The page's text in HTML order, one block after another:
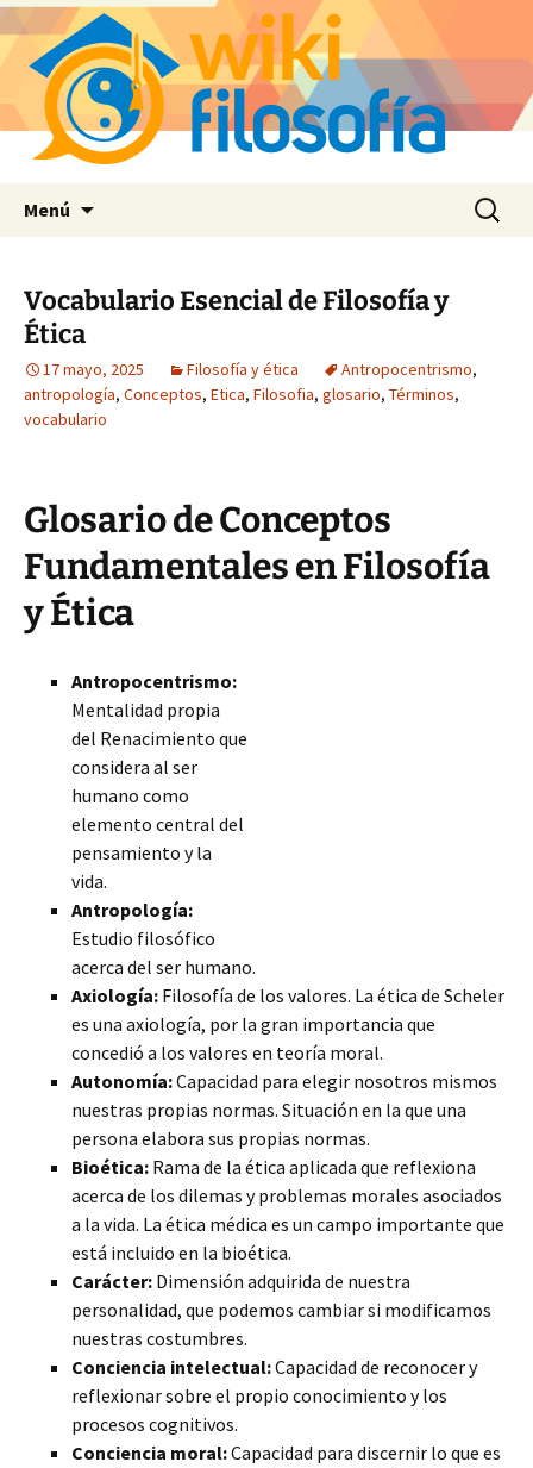
Menú Buscar:
Vocabulario Esencial de Filosofía y
Ética
17 mayo, 2025 Filosofía y ética Antropocentrismo,
antropología, Conceptos, Etica, Filosofia, glosario, Términos,
vocabulario
Glosario de Conceptos
Fundamentales en Filosofía
y Ética
Antropocentrismo:
Mentalidad propia
del Renacimiento que
considera al ser
humano como
elemento central del
pensamiento y la
vida.
Antropología:
Estudio filosófico
acerca del ser humano.
Axiología: Filosofía de los valores. La ética de Scheler
es una axiología, por la gran importancia que
concedió a los valores en teoría moral.
Autonomía:Capacidad para elegir nosotros mismos
nuestras propias normas. Situación en la que una
persona elabora sus propias normas.
Bioética: Rama de la ética aplicada que reflexiona
acerca de los dilemas y problemas morales asociados
a la vida. La ética médica es un campo importante que
está incluido en la bioética.
Carácter: Dimensión adquirida de nuestra
personalidad, que podemos cambiar si modificamos
nuestras costumbres.
Conciencia intelectual:Capacidad de reconocer y
reflexionar sobre el propio conocimiento y los
procesos cognitivos.
Conciencia moral:Capacidad para discernir lo que es